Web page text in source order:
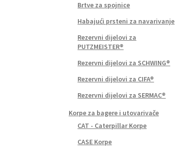
Brtve za spojnice
Habajući prsteni za navarivanje
Rezervni dijelovi za
PUTZMEISTER®
Rezervni dijelovi za SCHWING®
Rezervni dijelovi za CIFA®
Rezervni dijelovi za SERMAC®
Korpe za bagere i utovarivače
CAT - Caterpillar Korpe
CASE Korpe